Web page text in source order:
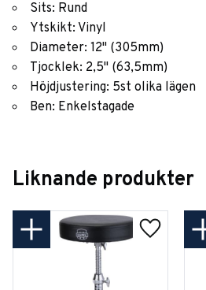
Sits: Rund
Ytskikt: Vinyl
Diameter: 12" (305mm)
Tjocklek: 2,5" (63,5mm)
Höjdjustering: 5st olika lägen
Ben: Enkelstagade
Liknande produkter